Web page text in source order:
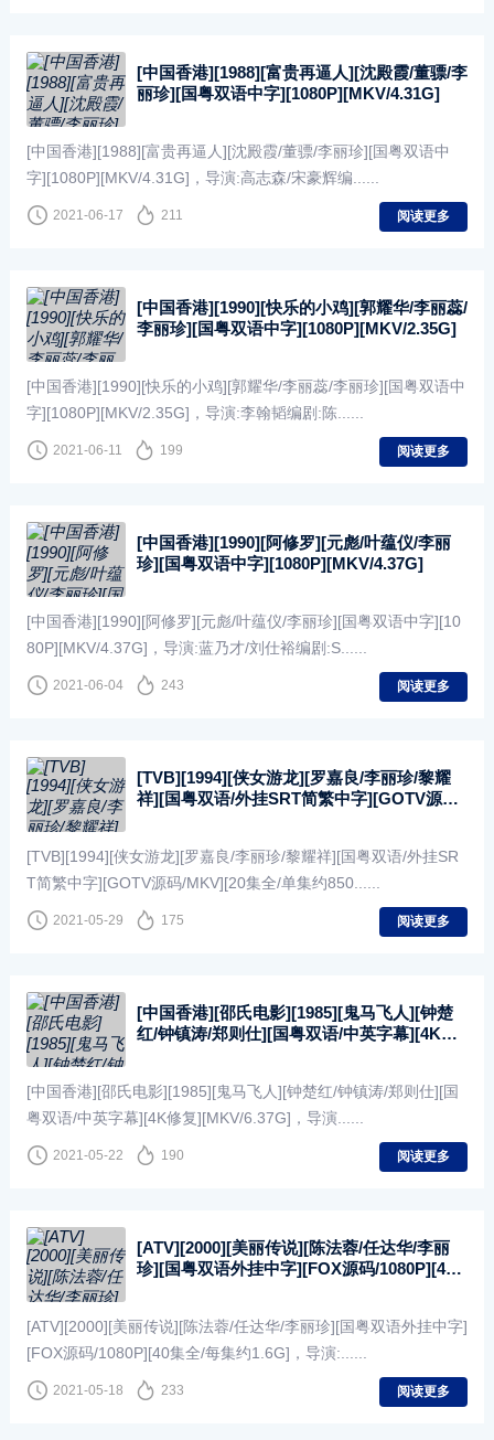
[中国香港][1988][富贵再逼人][沈殿霞/董骠/李
丽珍][国粤双语中字][1080P][MKV/4.31G]
[中国香港][1988][富贵再逼人][沈殿霞/董骠/李丽珍][国粤双语中
字][1080P][MKV/4.31G]，导演:高志森/宋豪辉编......
2021-06-17 211 阅读更多
[中国香港][1990][快乐的小鸡][郭耀华/李丽蕊/
李丽珍][国粤双语中字][1080P][MKV/2.35G]
[中国香港][1990][快乐的小鸡][郭耀华/李丽蕊/李丽珍][国粤双语中
字][1080P][MKV/2.35G]，导演:李翰韬编剧:陈......
2021-06-11 199 阅读更多
[中国香港][1990][阿修罗][元彪/叶蕴仪/李丽
珍][国粤双语中字][1080P][MKV/4.37G]
[中国香港][1990][阿修罗][元彪/叶蕴仪/李丽珍][国粤双语中字][10
80P][MKV/4.37G]，导演:蓝乃才/刘仕裕编剧:S......
2021-06-04 243 阅读更多
[TVB][1994][侠女游龙][罗嘉良/李丽珍/黎耀
祥][国粤双语/外挂SRT简繁中字][GOTV源
[TVB][1994][侠女游龙][罗嘉良/李丽珍/黎耀祥][国粤双语/外挂SR
T简繁中字][GOTV源码/MKV][20集全/单集约850......
2021-05-29 175 阅读更多
[中国香港][邵氏电影][1985][鬼马飞人][钟楚
红/钟镇涛/郑则仕][国粤双语/中英字幕][4K修
[中国香港][邵氏电影][1985][鬼马飞人][钟楚红/钟镇涛/郑则仕][国
粤双语/中英字幕][4K修复][MKV/6.37G]，导演......
2021-05-22 190 阅读更多
[ATV][2000][美丽传说][陈法蓉/任达华/李丽
珍][国粤双语外挂中字][FOX源码/1080P][40
[ATV][2000][美丽传说][陈法蓉/任达华/李丽珍][国粤双语外挂中字]
[FOX源码/1080P][40集全/每集约1.6G]，导演:......
2021-05-18 233 阅读更多